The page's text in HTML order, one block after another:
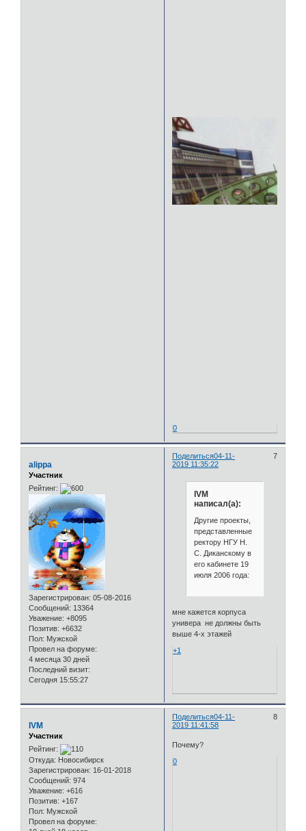
0
Поделиться 7
04-11-
2019 11:35:22
alippa
Участник
Рейтинг:
Зарегистрирован: 05-08-2016
Сообщений: 13364
Уважение: +8095
Позитив: +6632
Пол: Мужской
Провел на форуме:
4 месяца 30 дней
Последний визит:
Сегодня 15:55:27
IVM
написал(а):
Другие проекты,
представленные
ректору НГУ Н.
С. Диканскому в
его кабинете 19
июля 2006 года:
мне кажется корпуса
универа не должны быть
выше 4-х этажей
+1
Поделиться 8
04-11-
2019 11:41:58
IVM
Участник
Рейтинг:
Откуда: Новосибирск
Зарегистрирован: 16-01-2018
Сообщений: 974
Уважение: +616
Позитив: +167
Пол: Мужской
Провел на форуме:
Почему?
0